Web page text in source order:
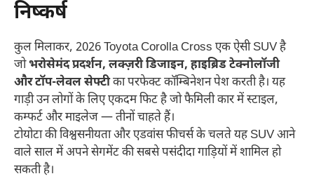
निष्कर्ष
कुल मिलाकर, 2026 Toyota Corolla Cross एक ऐसी SUV है
जोभरोसेमंद प्रदर्शन, लक्ज़री डिजाइन, हाइब्रिड टेक्नोलॉजी
और टॉप-लेवल सेफ्टीका परफेक्ट कॉम्बिनेशन पेश करती है। यह
गाड़ी उन लोगों के लिए एकदम फिट है जो फैमिली कार में स्टाइल,
कम्फर्ट और माइलेज — तीनों चाहते हैं।
टोयोटा की विश्वसनीयता और एडवांस फीचर्स के चलते यह SUV आने
वाले साल में अपने सेगमेंट की सबसे पसंदीदा गाड़ियों में शामिल हो
सकती है।